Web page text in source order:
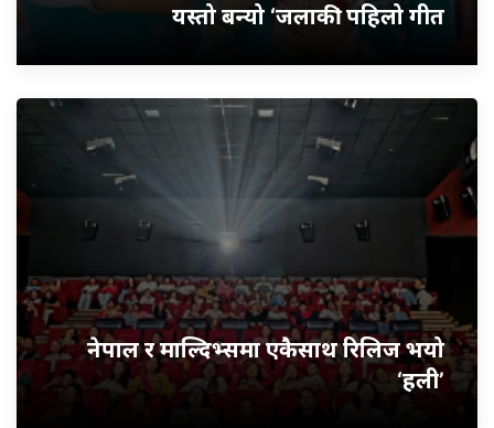
यस्तो बन्यो ‘जलाकी’ पहिलो गीत
नेपाल र माल्दिभ्समा एकैसाथ रिलिज भयो
‘हली’